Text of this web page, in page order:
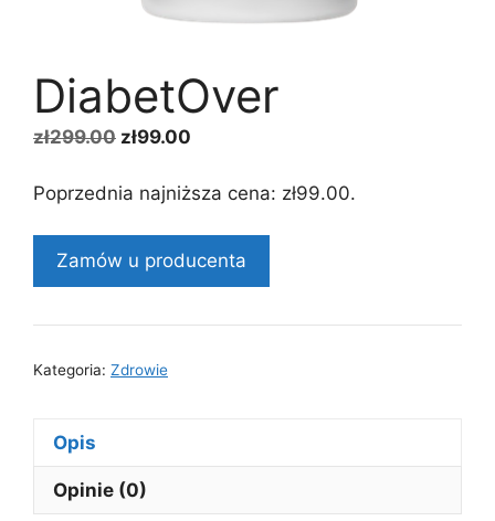
DiabetOver
zł299.00 Pierwotna
wynosiła:
zł99.00
wynosi:
Poprzednia najniższa cena: zł99.00.
Zamów u producenta
Kategoria: Zdrowie
Opis
Opinie (0)